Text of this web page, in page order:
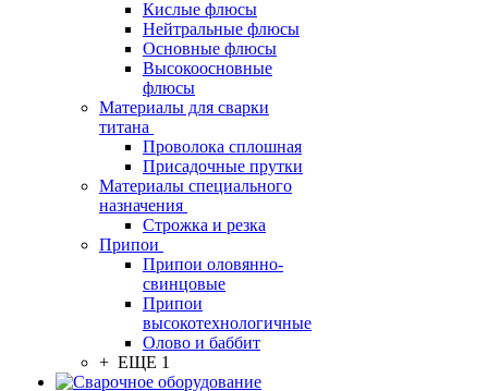
Кислые флюсы
Нейтральные флюсы
Основные флюсы
Высокоосновные
флюсы
Материалы для сварки
титана
Проволока сплошная
Присадочные прутки
Материалы специального
назначения
Строжка и резка
Припои
Припои оловянно-
свинцовые
Припои
высокотехнологичные
Олово и баббит
+ ЕЩЕ 1